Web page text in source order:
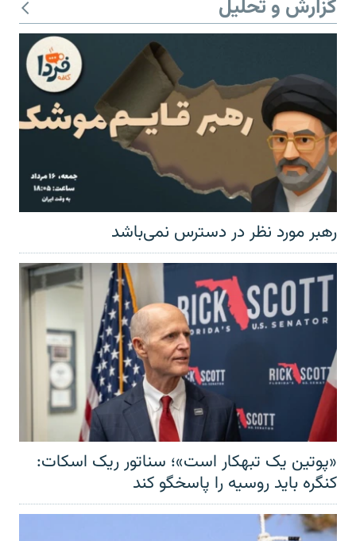
گزارش و تحلیل
رهبر مورد نظر در دسترس نمی‌باشد
«پوتین یک تبهکار است»؛ سناتور ریک اسکات:
کنگره باید روسیه را پاسخگو کند